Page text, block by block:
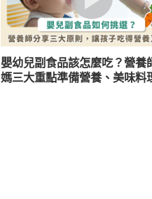
嬰幼兒副食品該怎麼吃？營養
媽三大重點準備營養、美味料